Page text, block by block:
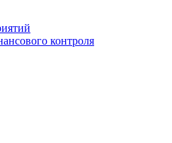
контроля